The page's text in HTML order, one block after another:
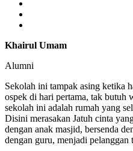
Khairul Umam
Alumni
Sekolah ini tampak asing ketika
ospek di hari pertama, tak butuh
sekolah ini adalah rumah yang
Disini merasakan Jatuh cinta
dengan anak masjid, bersenda
dengan guru, menjadi pelanggan